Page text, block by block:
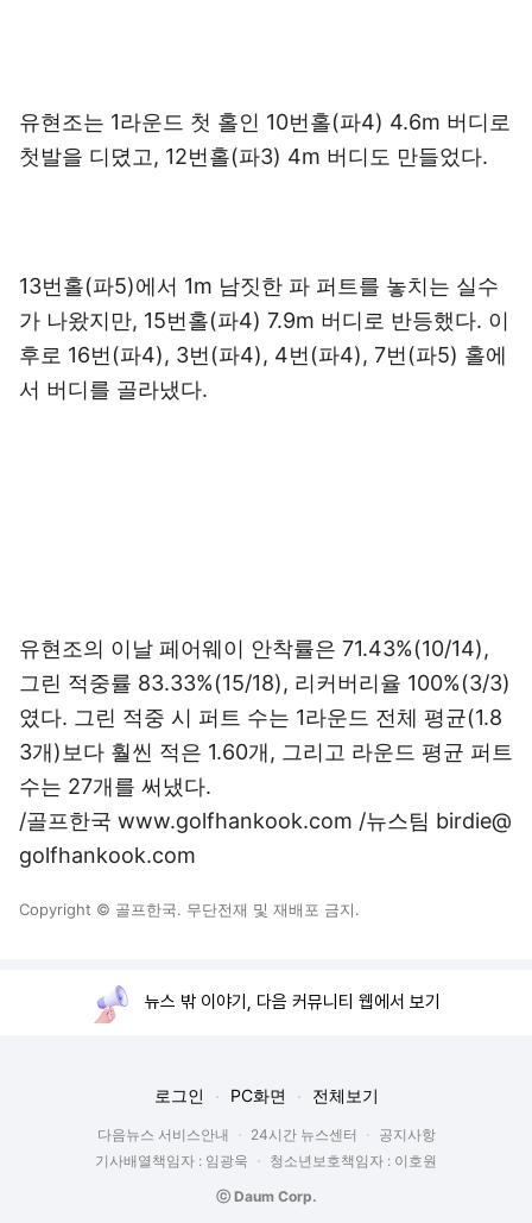
유현조는 1라운드 첫 홀인 10번홀(파4) 4.6m 버디로
첫발을 디뎠고, 12번홀(파3) 4m 버디도 만들었다.
13번홀(파5)에서 1m 남짓한 파 퍼트를 놓치는 실수
가 나왔지만, 15번홀(파4) 7.9m 버디로 반등했다. 이
후로 16번(파4), 3번(파4), 4번(파4), 7번(파5) 홀에
서 버디를 골라냈다.
유현조의 이날 페어웨이 안착률은 71.43%(10/14),
그린 적중률 83.33%(15/18), 리커버리율 100%(3/3)
였다. 그린 적중 시 퍼트 수는 1라운드 전체 평균(1.8
3개)보다 훨씬 적은 1.60개, 그리고 라운드 평균 퍼트
수는 27개를 써냈다.
/골프한국 www.golfhankook.com /뉴스팀 birdie@
golfhankook.com
Copyright © 골프한국. 무단전재 및 재배포 금지.
뉴스 밖 이야기, 다음 커뮤니티 웹에서 보기
로그인 PC화면 전체보기
다음뉴스 서비스안내 24시간 뉴스센터
공지사항
기사배열책임자 : 임광욱
청소년보호책임자 : 이호원
ⓒ Daum Corp.